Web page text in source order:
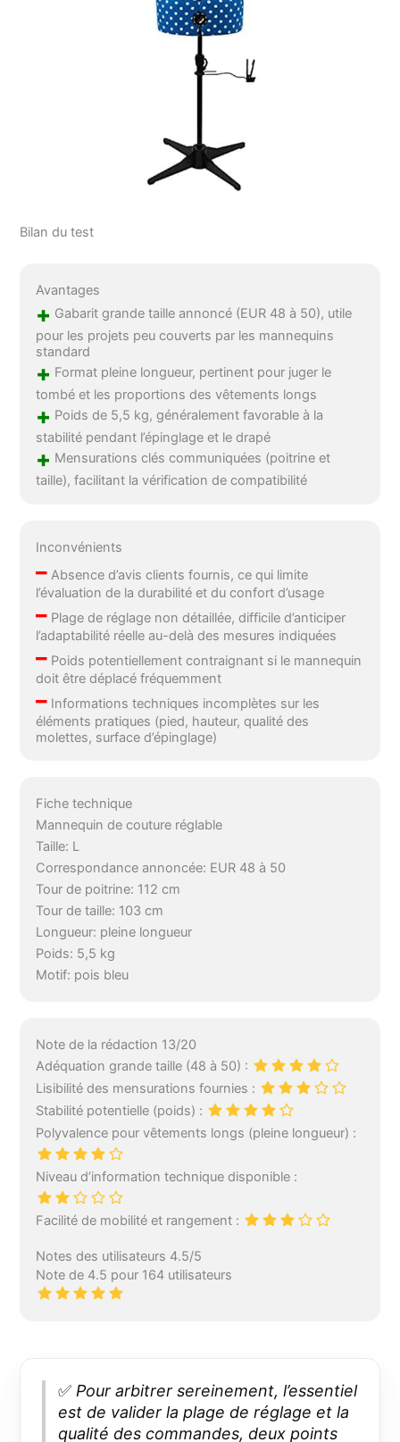
Bilan du test
Avantages
+ Gabarit grande taille annoncé (EUR 48 à 50), utile
pour les projets peu couverts par les mannequins
standard
+ Format pleine longueur, pertinent pour juger le
tombé et les proportions des vêtements longs
+ Poids de 5,5 kg, généralement favorable à la
stabilité pendant l’épinglage et le drapé
+ Mensurations clés communiquées (poitrine et
taille), facilitant la vérification de compatibilité
Inconvénients
– Absence d’avis clients fournis, ce qui limite
l’évaluation de la durabilité et du confort d’usage
– Plage de réglage non détaillée, difficile d’anticiper
l’adaptabilité réelle au-delà des mesures indiquées
– Poids potentiellement contraignant si le mannequin
doit être déplacé fréquemment
– Informations techniques incomplètes sur les
éléments pratiques (pied, hauteur, qualité des
molettes, surface d’épinglage)
Fiche technique
Mannequin de couture réglable
Taille: L
Correspondance annoncée: EUR 48 à 50
Tour de poitrine: 112 cm
Tour de taille: 103 cm
Longueur: pleine longueur
Poids: 5,5 kg
Motif: pois bleu
Note de la rédaction 13/20
Adéquation grande taille (48 à 50) :
Lisibilité des mensurations fournies :
Stabilité potentielle (poids) :
Polyvalence pour vêtements longs (pleine longueur) :
Niveau d’information technique disponible :
Facilité de mobilité et rangement :
Notes des utilisateurs 4.5/5
Note de 4.5 pour 164 utilisateurs
✅ Pour arbitrer sereinement, l’essentiel
est de valider la plage de réglage et la
qualité des commandes, deux points